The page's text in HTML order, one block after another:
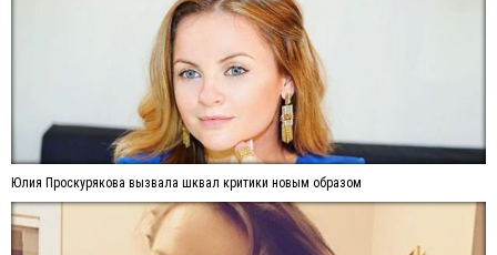
Юлия Проскурякова вызвала шквал критики новым образом